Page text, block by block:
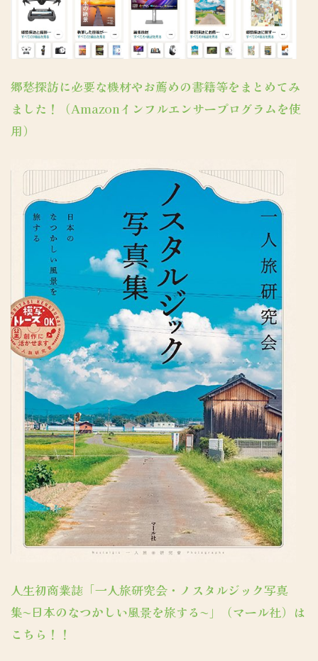
郷愁探訪に必要な機材やお薦めの書籍等をまとめてみ
ました！（Amazonインフルエンサープログラムを使
用）
人生初商業誌「一人旅研究会・ノスタルジック写真
集〜日本のなつかしい風景を旅する〜」（マール社）は
こちら！！